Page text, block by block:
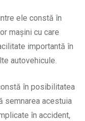
ele constă în
mașini cu care
importantă în
autovehicule.
în posibilitatea
semnarea acestuia
în accident,